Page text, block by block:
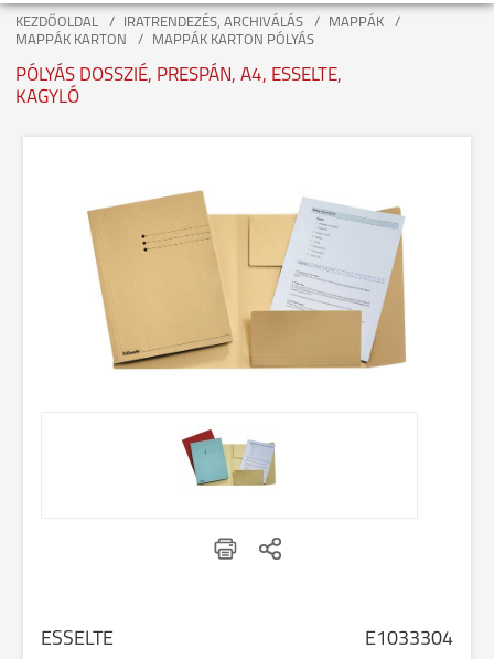
KEZDŐOLDAL IRATRENDEZÉS, ARCHIVÁLÁS
MAPPÁK
MAPPÁK KARTON
MAPPÁK KARTON PÓLYÁS
PÓLYÁS DOSSZIÉ, PRESPÁN, A4, ESSELTE,
KAGYLÓ
ESSELTE E1033304